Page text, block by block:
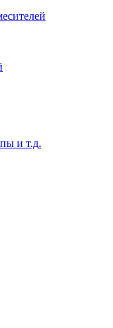
и т.д.